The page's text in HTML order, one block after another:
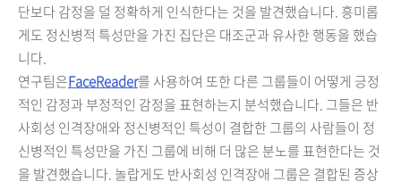
단보다 감정을 덜 정확하게 인식한다는 것을 발견했습니다. 흥미롭
게도 정신병적 특성만을 가진 집단은 대조군과 유사한 행동을 했습
니다.
연구팀은FaceReader를 사용하여 또한 다른 그룹들이 어떻게 긍정
적인 감정과 부정적인 감정을 표현하는지 분석했습니다. 그들은 반
사회성 인격장애와 정신병적인 특성이 결합한 그룹의 사람들이 정
신병적인 특성만을 가진 그룹에 비해 더 많은 분노를 표현한다는 것
을 발견했습니다. 놀랍게도 반사회성 인격장애 그룹은 결합된 증상